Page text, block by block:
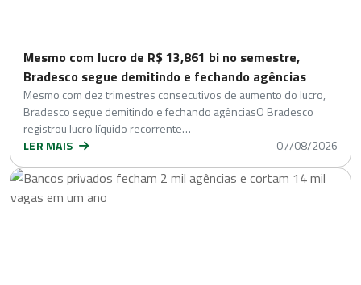
Mesmo com lucro de R$ 13,861 bi no semestre,
Bradesco segue demitindo e fechando agências
Mesmo com dez trimestres consecutivos de aumento do lucro,
Bradesco segue demitindo e fechando agênciasO Bradesco
registrou lucro líquido recorrente…
LER MAIS
07/08/2026